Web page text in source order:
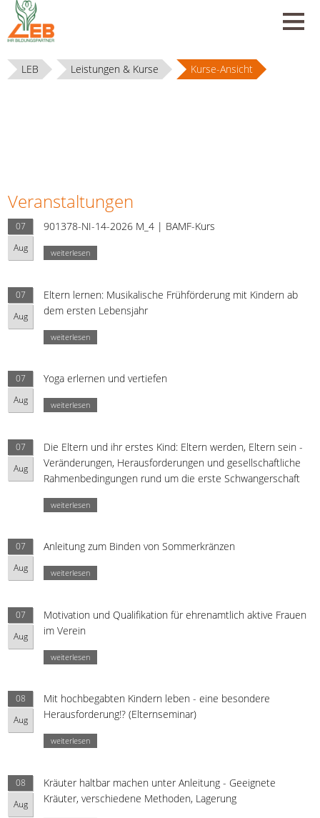
LEB Leistungen & Kurse Kurse-Ansicht
Veranstaltungen
07
Aug
901378-NI-14-2026 M_4 | BAMF-Kurs
weiterlesen
07
Aug
Eltern lernen: Musikalische Frühförderung mit Kindern ab
dem ersten Lebensjahr
weiterlesen
07
Aug
Yoga erlernen und vertiefen
weiterlesen
07
Aug
Die Eltern und ihr erstes Kind: Eltern werden, Eltern sein -
Veränderungen, Herausforderungen und gesellschaftliche
Rahmenbedingungen rund um die erste Schwangerschaft
weiterlesen
07
Aug
Anleitung zum Binden von Sommerkränzen
weiterlesen
07
Aug
Motivation und Qualifikation für ehrenamtlich aktive Frauen
im Verein
weiterlesen
08
Aug
Mit hochbegabten Kindern leben - eine besondere
Herausforderung!? (Elternseminar)
weiterlesen
08
Aug
Kräuter haltbar machen unter Anleitung - Geeignete
Kräuter, verschiedene Methoden, Lagerung